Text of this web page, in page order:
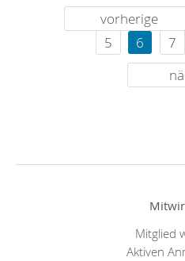
vorherige
5
6 7
Mitglied
Aktiven